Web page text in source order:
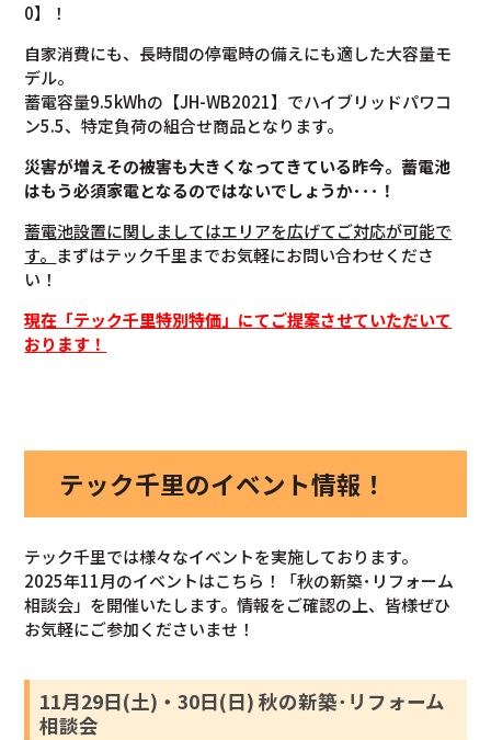
0】！
自家消費にも、長時間の停電時の備えにも適した大容量モ
デル。
蓄電容量9.5kWhの【JH-WB2021】でハイブリッドパワコ
ン5.5、特定負荷の組合せ商品となります。
災害が増えその被害も大きくなってきている昨今。蓄電池
はもう必須家電となるのではないでしょうか･･･！
蓄電池設置に関しましてはエリアを広げてご対応が可能で
す。 まずはテック千里までお気軽にお問い合わせくださ
い！
現在「テック千里特別特価」にてご提案させていただいて
おります！
テック千里のイベント情報！
テック千里では様々なイベントを実施しております。
2025年11月のイベントはこちら！「秋の新築･リフォーム
相談会」を開催いたします。情報をご確認の上、皆様ぜひ
お気軽にご参加くださいませ！
11月29日(土)・30日(日) 秋の新築･リフォーム
相談会